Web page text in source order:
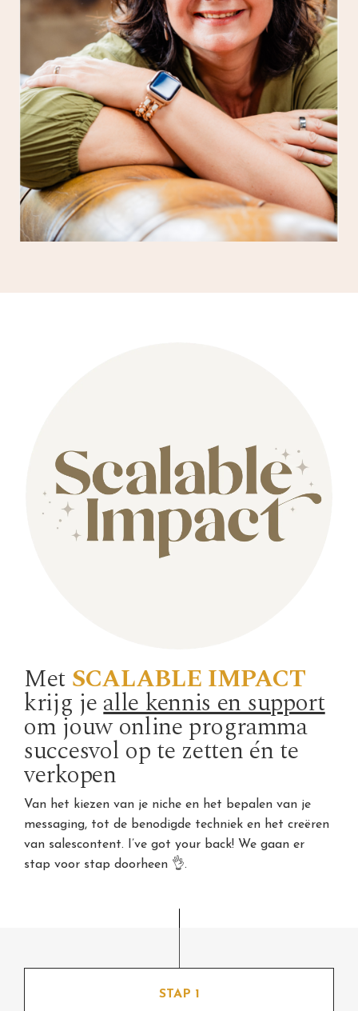
MetSCALABLE IMPACT
krijg jealle kennis en support
om jouw online programma
succesvol op te zetten én te
verkopen
Van het kiezen van je niche en het bepalen van je
messaging, tot de benodigde techniek en het creëren
van salescontent. I’ve got your back! We gaan er
stap voor stap doorheen 👌.
STAP 1